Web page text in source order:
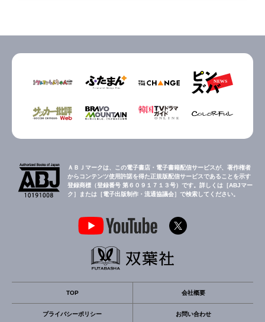
ＡＢＪマークは、この電子書店・電子書籍配信サービスが、著作権者
からコンテンツ使用許諾を得た正規版配信サービスであることを示す
登録商標（登録番号 第６０９１７１３号）です。詳しくは［ABJマー
ク］または［電子出版制作・流通協議会］で検索してください。
TOP 会社概要
プライバシーポリシー お問い合わせ